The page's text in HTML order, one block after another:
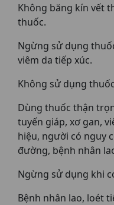
Không băng kín vết
thuốc.
Ngừng sử dụng
viêm da tiếp xúc.
Không sử dụng
Dùng thuốc thận
tuyến giáp, xơ gan,
hiệu, người có nguy
đường, bệnh nhân
Ngừng sử dụng khi
Bệnh nhân lao, loét